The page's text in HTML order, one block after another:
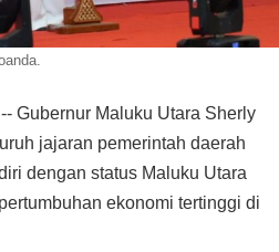
-- Gubernur Maluku Utara Sherly
jajaran pemerintah daerah
dengan status Maluku Utara
ekonomi tertinggi di